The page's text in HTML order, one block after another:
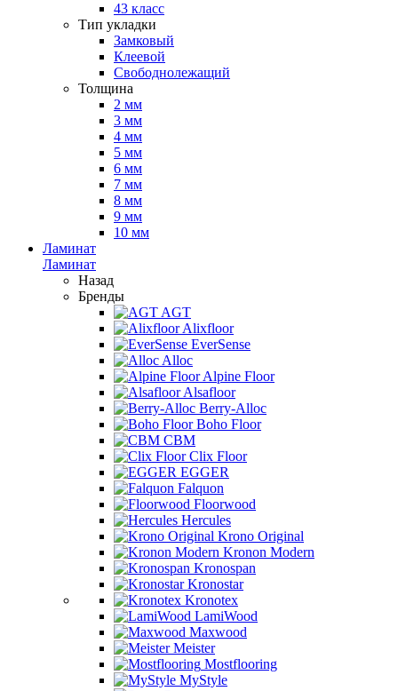
43 класс
Тип укладки
Замковый
Клеевой
Свободнолежащий
Толщина
2 мм
3 мм
4 мм
5 мм
6 мм
7 мм
8 мм
9 мм
10 мм
Ламинат
Ламинат
Назад
Бренды
AGT
Alixfloor
EverSense
Alloc
Alpine Floor
Alsafloor
Berry-Alloc
Boho Floor
CBM
Clix Floor
EGGER
Falquon
Floorwood
Hercules
Krono Original
Kronon Modern
Kronospan
Kronostar
Kronotex
LamiWood
Maxwood
Meister
Mostflooring
MyStyle